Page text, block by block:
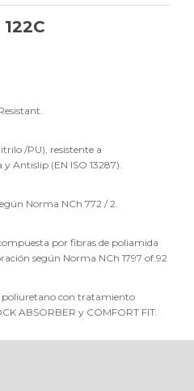
/PU), resistente a
Antislip (EN ISO 13287).
Norma NCh 772 / 2.
por fibras de poliamida
según Norma NCh 1797 of.92
con tratamiento
ABSORBER y COMFORT FIT.